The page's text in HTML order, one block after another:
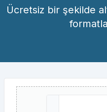
Ücretsiz bir şekilde